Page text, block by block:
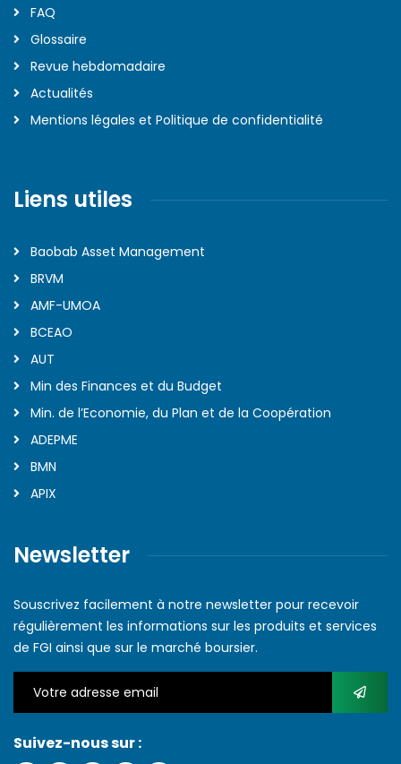
FAQ
Glossaire
Revue hebdomadaire
Actualités
Mentions légales et Politique de confidentialité
Liens utiles
Baobab Asset Management
BRVM
AMF-UMOA
BCEAO
AUT
Min des Finances et du Budget
Min. de l’Economie, du Plan et de la Coopération
ADEPME
BMN
APIX
Newsletter
Souscrivez facilement à notre newsletter pour recevoir
régulièrement les informations sur les produits et services
de FGI ainsi que sur le marché boursier.
Suivez-nous sur :